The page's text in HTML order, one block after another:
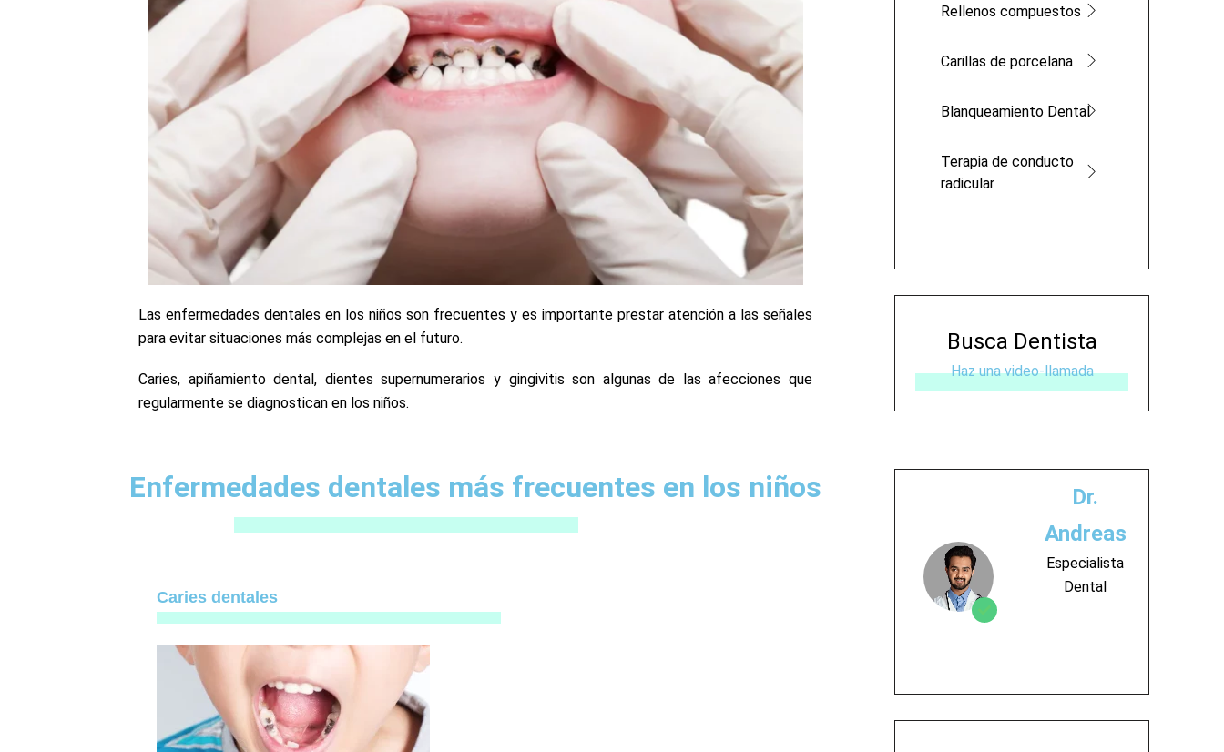
Las enfermedades dentales en los niños son frecuentes y es importante prestar atención a las señales
para evitar situaciones más complejas en el futuro.
Caries, apiñamiento dental, dientes supernumerarios y gingivitis son algunas de las afecciones que
regularmente se diagnostican en los niños.
Rellenos compuestos
Carillas de porcelana
Blanqueamiento Dental
Terapia de conducto
radicular
Busca Dentista
Haz una video-llamada
Enfermedades dentales más frecuentes en los niños
Caries dentales
Dr.
Andreas
Especialista
Dental